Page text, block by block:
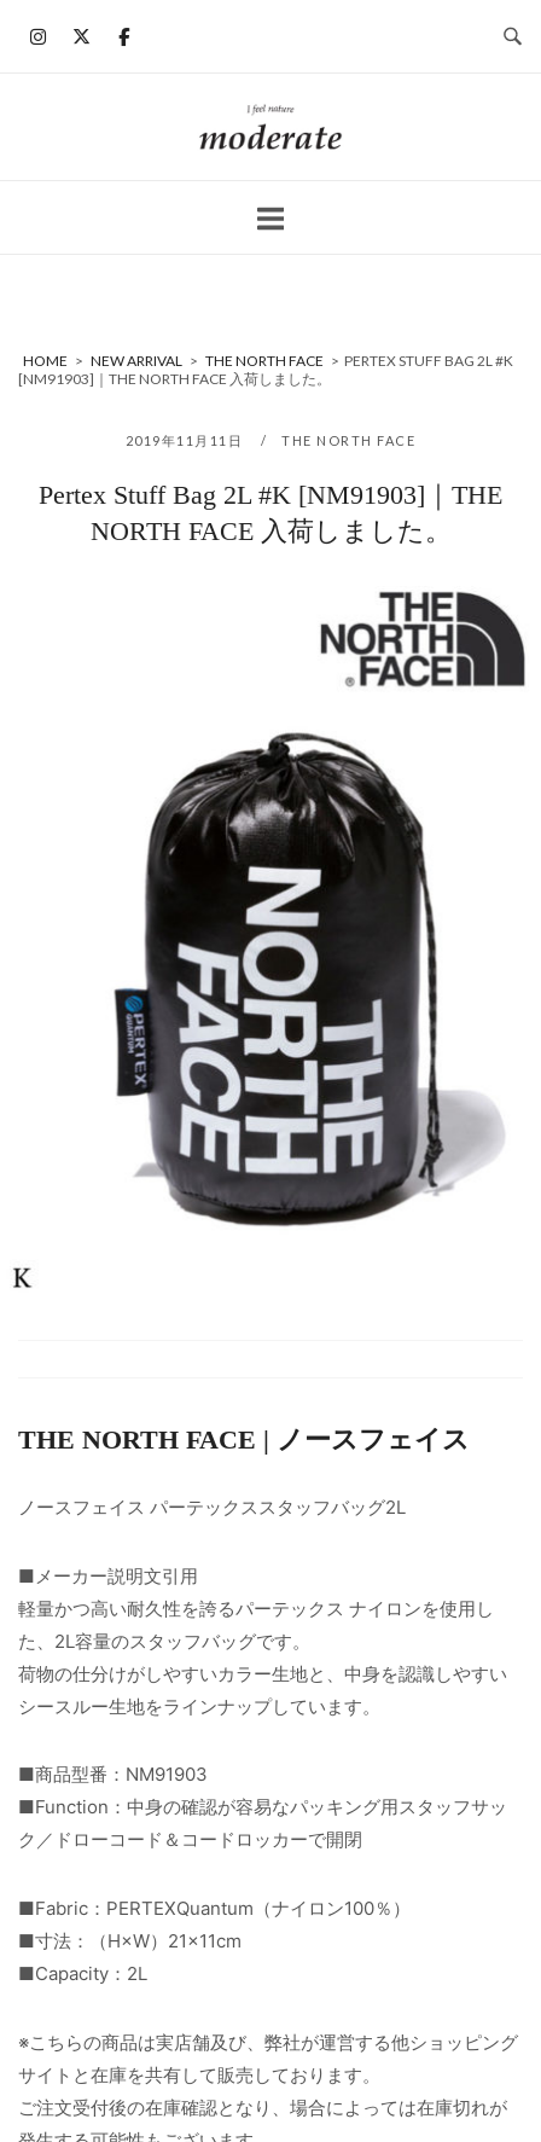
ホ
ー
HOME > NEW ARRIVAL > THE NORTH FACE > PERTEX STUFF BAG 2L #K
[NM91903]｜THE NORTH FACE 入荷しました。
2019年11月11日 THE NORTH FACE
Pertex Stuff Bag 2L #K [NM91903]｜THE
NORTH FACE 入荷しました。
THE NORTH FACE | ノースフェイス
ノースフェイス パーテックススタッフバッグ2L
■メーカー説明文引用
軽量かつ高い耐久性を誇るパーテックス ナイロンを使用し
た、2L容量のスタッフバッグです。
荷物の仕分けがしやすいカラー生地と、中身を認識しやすい
シースルー生地をラインナップしています。
■商品型番：NM91903
■Function：中身の確認が容易なパッキング用スタッフサッ
ク／ドローコード＆コードロッカーで開閉
■Fabric：PERTEXQuantum（ナイロン100％）
■寸法：（H×W）21×11cm
■Capacity：2L
※こちらの商品は実店舗及び、弊社が運営する他ショッピング
サイトと在庫を共有して販売しております。
ご注文受付後の在庫確認となり、場合によっては在庫切れが